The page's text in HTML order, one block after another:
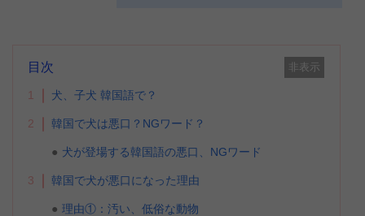
目次 非表示
1 犬、子犬 韓国語で？
2 韓国で犬は悪口？NGワード？
犬が登場する韓国語の悪口、NGワード
3 韓国で犬が悪口になった理由
理由①：汚い、低俗な動物